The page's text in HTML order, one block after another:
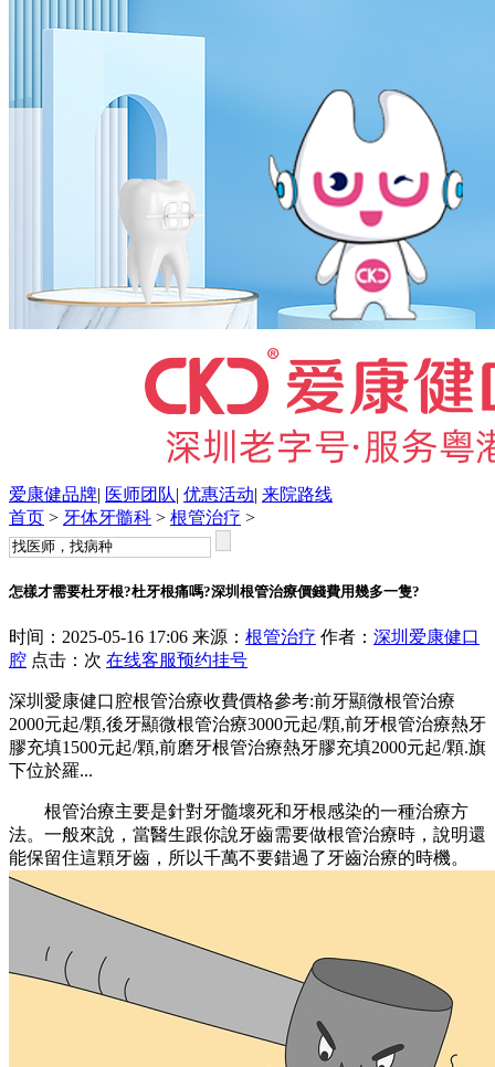
爱康健品牌| 医师团队| 优惠活动| 来院路线
首页 > 牙体牙髓科 > 根管治疗 >
怎樣才需要杜牙根?杜牙根痛嗎?深圳根管治療價錢費用幾多一隻?
时间：2025-05-16 17:06 来源： 根管治疗 作者： 深圳爱康健口
腔 点击： 次 在线客服预约挂号
深圳愛康健口腔根管治療收費價格參考:前牙顯微根管治療
2000元起/顆,後牙顯微根管治療3000元起/顆,前牙根管治療熱牙
膠充填1500元起/顆,前磨牙根管治療熱牙膠充填2000元起/顆.旗
下位於羅...
根管治療主要是針對牙髓壞死和牙根感染的一種治療方
法。一般來說，當醫生跟你說牙齒需要做根管治療時，說明還
能保留住這顆牙齒，所以千萬不要錯過了牙齒治療的時機。